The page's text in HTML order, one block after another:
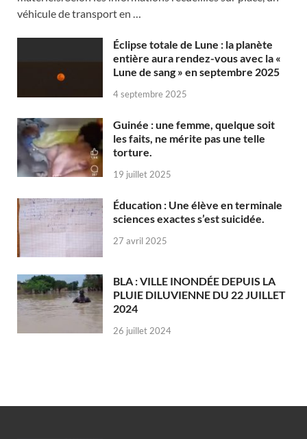
véhicule de transport en …
Éclipse totale de Lune : la planète
entière aura rendez-vous avec la «
Lune de sang » en septembre 2025
4 septembre 2025
Guinée : une femme, quelque soit
les faits, ne mérite pas une telle
torture.
19 juillet 2025
Éducation : Une élève en terminale
sciences exactes s’est suicidée.
27 avril 2025
BLA : VILLE INONDÉE DEPUIS LA
PLUIE DILUVIENNE DU 22 JUILLET
2024
26 juillet 2024